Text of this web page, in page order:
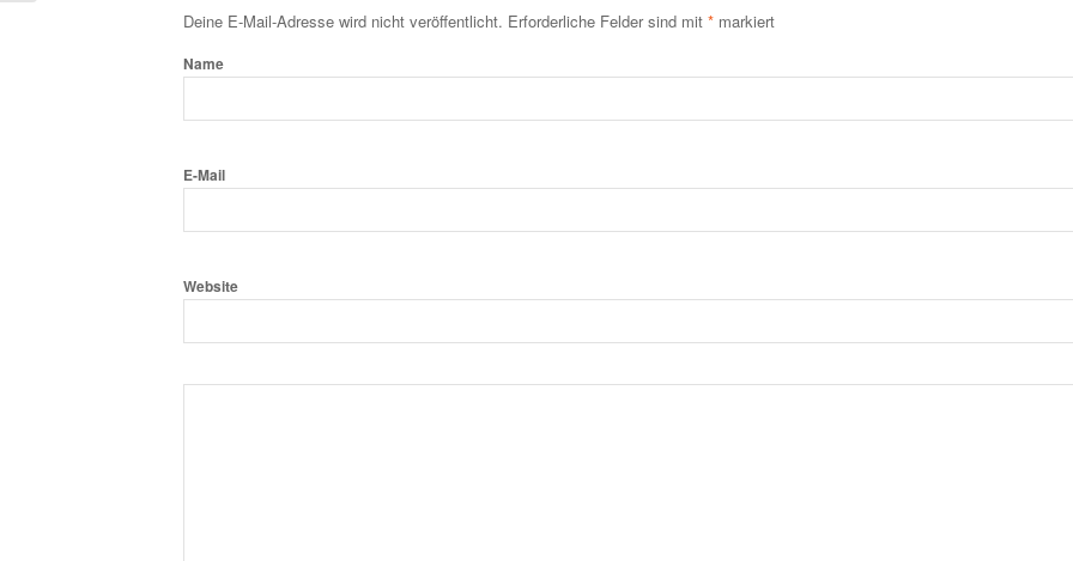
Deine E-Mail-Adresse wird nicht veröffentlicht. Erforderliche Felder sind mit *markiert
Name
E-Mail
Website